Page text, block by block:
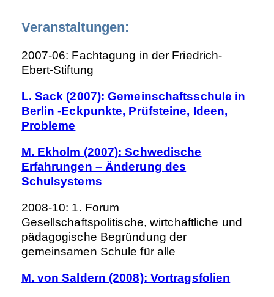
Veranstaltungen:
2007-06: Fachtagung in der Friedrich-
Ebert-Stiftung
L. Sack (2007): Gemeinschaftsschule in
Berlin -Eckpunkte, Prüfsteine, Ideen,
Probleme
M. Ekholm (2007): Schwedische
Erfahrungen – Änderung des
Schulsystems
2008-10: 1. Forum
Gesellschaftspolitische, wirtchaftliche und
pädagogische Begründung der
gemeinsamen Schule für alle
M. von Saldern (2008): Vortragsfolien